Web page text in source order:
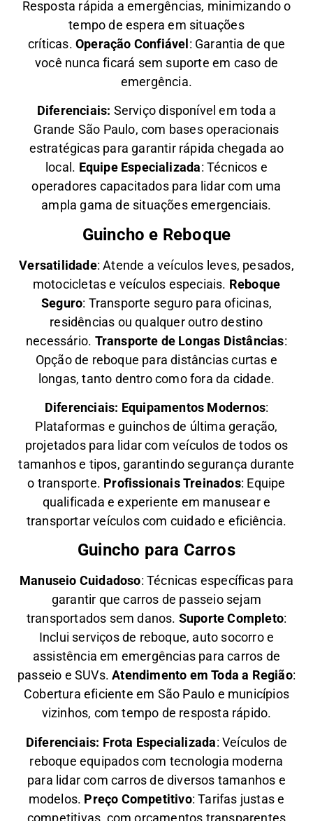
Resposta rápida a emergências, minimizando o
tempo de espera em situações
críticas. Operação Confiável: Garantia de que
você nunca ficará sem suporte em caso de
emergência.
Diferenciais: Serviço disponível em toda a
Grande São Paulo, com bases operacionais
estratégicas para garantir rápida chegada ao
local. Equipe Especializada: Técnicos e
operadores capacitados para lidar com uma
ampla gama de situações emergenciais.
Guincho e Reboque
Versatilidade:Atende a veículos leves, pesados,
motocicletas e veículos especiais. Reboque
Seguro: Transporte seguro para oficinas,
residências ou qualquer outro destino
necessário. Transporte de Longas Distâncias:
Opção de reboque para distâncias curtas e
longas, tanto dentro como fora da cidade.
Diferenciais: Equipamentos Modernos:
Plataformas e guinchos de última geração,
projetados para lidar com veículos de todos os
tamanhos e tipos, garantindo segurança durante
o transporte. Profissionais Treinados: Equipe
qualificada e experiente em manusear e
transportar veículos com cuidado e eficiência.
Guincho para Carros
Manuseio Cuidadoso: Técnicas específicas para
garantir que carros de passeio sejam
transportados sem danos. Suporte Completo:
Inclui serviços de reboque, auto socorro e
assistência em emergências para carros de
passeio e SUVs.Atendimento em Toda a Região:
Cobertura eficiente em São Paulo e municípios
vizinhos, com tempo de resposta rápido.
Diferenciais: Frota Especializada: Veículos de
reboque equipados com tecnologia moderna
para lidar com carros de diversos tamanhos e
modelos. Preço Competitivo: Tarifas justas e
competitivas, com orçamentos transparentes